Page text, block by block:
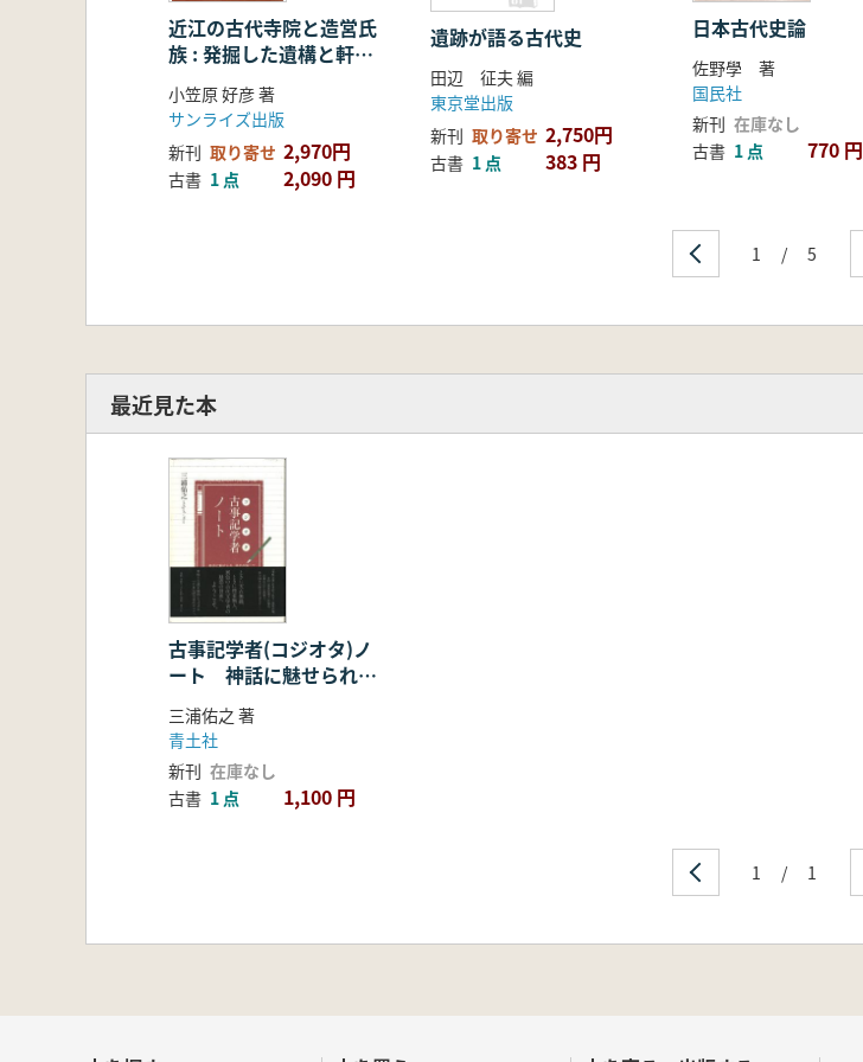
近江の古代寺院と造営氏
族 : 発掘した遺構と軒瓦
から謎を解く
小笠原 好彦 著
サンライズ出版
新刊 取り寄せ 2,970円
古書 1 点 2,090 円
遺跡が語る古代史
田辺 征夫 編
東京堂出版
新刊 取り寄せ 2,750円
古書 1 点 383 円
日本古代史論
佐野學 著
国民社
新刊 在庫なし
古書 1 点 770 円
1 / 5
最近見た本
古事記学者(コジオタ)ノ
ート 神話に魅せられ、
列島を旅して
三浦佑之 著
青土社
新刊 在庫なし
古書 1 点 1,100 円
1 / 1